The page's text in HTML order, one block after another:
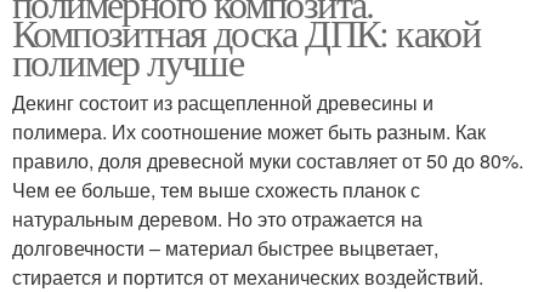
Композитная доска ДПК: какой
полимер лучше
Декинг состоит из расщепленной древесины и
полимера. Их соотношение может быть разным. Как
правило, доля древесной муки составляет от 50 до 80%.
Чем ее больше, тем выше схожесть планок с
натуральным деревом. Но это отражается на
долговечности – материал быстрее выцветает,
стирается и портится от механических воздействий.